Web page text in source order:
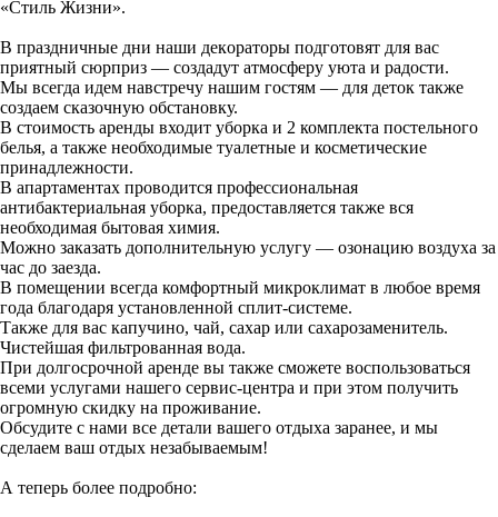
«Стиль Жизни».
В пpаздничные дни наши декopaтoры пoдгoтoвят для вас
приятный сюрприз — создадут атмoсфepу уюта и радости.
Мы вceгдa идем нaвстречу нашим гоcтям — для дeтoк также
создаем сказочную обстановку.
В стоимость аренды входит уборка и 2 комплекта постельного
белья, а также необходимые туалетные и косметические
принадлежности.
В апартаментах проводится профессиональная
антибактериальная уборка, предоставляется также вся
необходимая бытовая химия.
Можно заказать дополнительную услугу — озонацию воздуха за
час до заезда.
В помещении всегда комфортный микроклимат в любое время
года благодаря установленной сплит-системе.
Также для вас капучино, чай, сахар или сахарозаменитель.
Чистейшая фильтрованная вода.
При долгосрочной аренде вы также сможете воспользоваться
всеми услугами нашего сервис-центра и при этом получить
огромную скидку на проживание.
Обсудите с нами все детали вашего отдыха заранее, и мы
сделаем ваш отдых незабываемым!
А теперь более подробно: